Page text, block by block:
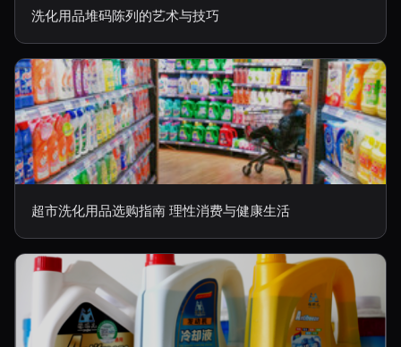
洗化用品堆码陈列的艺术与技巧
超市洗化用品选购指南 理性消费与健康生活